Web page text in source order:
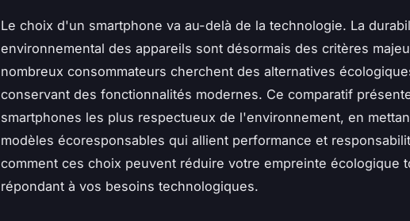
Le choix d'un smartphone va au-delà de la technologie. La
environnemental des appareils sont désormais des critères
nombreux consommateurs cherchent des alternatives
conservant des fonctionnalités modernes. Ce comparatif
smartphones les plus respectueux de l'environnement, en
modèles écoresponsables qui allient performance et
comment ces choix peuvent réduire votre empreinte écologique
répondant à vos besoins technologiques.